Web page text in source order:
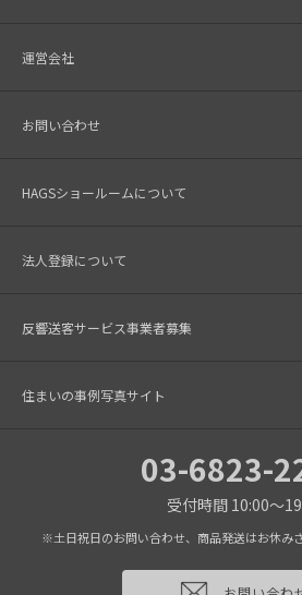
運営会社
お問い合わせ
HAGSショールームについて
法人登録について
反響送客サービス事業者募集
住まいの事例写真サイト
03-6823-
受付時間 10:00～
※土日祝日のお問い合わせ、商品発送はお休み